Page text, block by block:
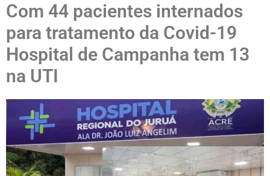
Com 44 pacientes internados
para tratamento da Covid-19
Hospital de Campanha tem 13
na UTI